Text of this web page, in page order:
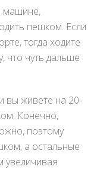
машине,
пешком. Если
тогда ходите
что чуть дальше
вы живете на 20-
Конечно,
поэтому
а остальные
увеличивая